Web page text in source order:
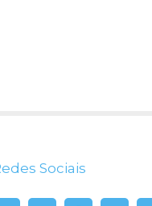
Sociais